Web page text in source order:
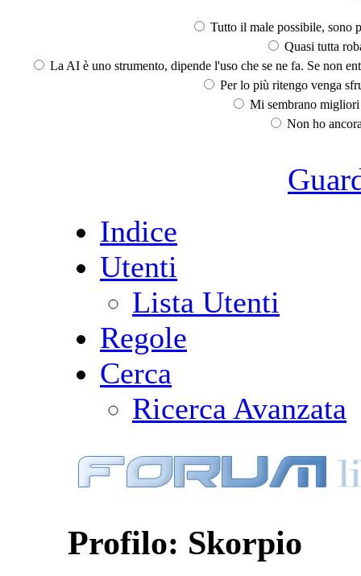
Tutto il male possibile, sono
Quasi tutta
La AI è uno strumento, dipende l'uso che se ne fa. Se non
Per lo più ritengo venga
Mi sembrano
Non ho
Indice
Utenti
Lista Utenti
Regole
Cerca
Ricerca Avanzata
Profilo: Skorpio